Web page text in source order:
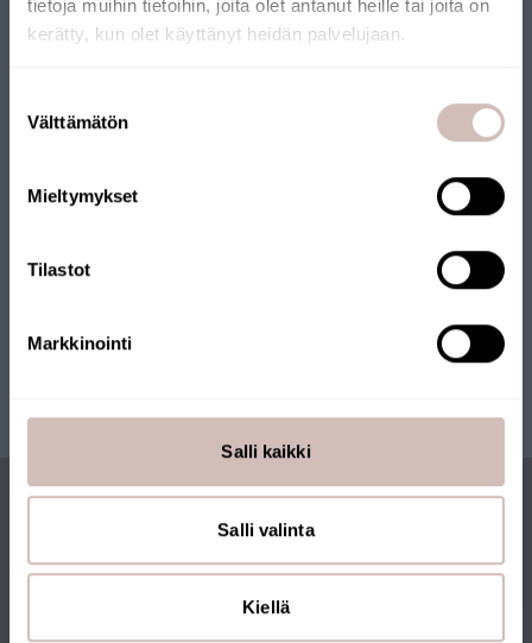
tietoja muihin tietoihin, joita olet antanut heille tai joita on
kerätty, kun olet käyttänyt heidän palvelujaan.
valinta
Välttämätön
Mieltymykset
Tilastot
Markkinointi
Salli kaikki
Salli valinta
Kiellä
Onze webshop heeft het Key Flag-keurmerk ontvangen. De
ABONNEER U OP DE
NIEUWSBRIEF
Leveringsland